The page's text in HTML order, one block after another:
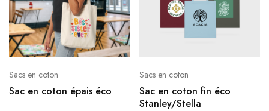
Sacs en coton
Sac en coton épais éco
Sacs en coton
Sac en coton fin éco
Stanley/Stella